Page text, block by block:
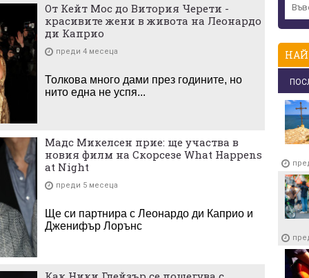
От Кейт Мос до Витория Черети -
красивите жени в живота на Леонардо
ди Каприо
преди 4 месеца
Толкова много дами през годините, но
нито една не успя...
Мадс Микелсен прие: ще участва в
новия филм на Скорсезе What Happens
at Night
преди 5 месеца
Ще си партнира с Леонардо ди Каприо и
Дженифър Лорънс